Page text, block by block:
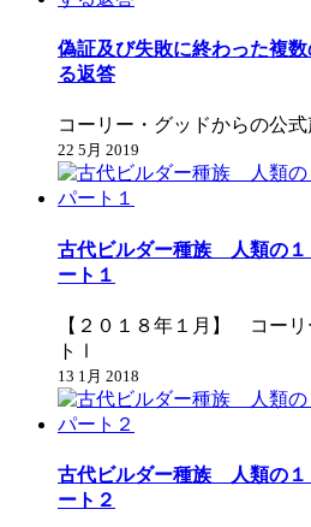
偽証及び失敗に終わった複
る返答
コーリー・グッドからの公式
22 5月 2019
古代ビルダー種族 人類の
ート１
【２０１８年１月】 コー
トⅠ
13 1月 2018
古代ビルダー種族 人類の
ート２